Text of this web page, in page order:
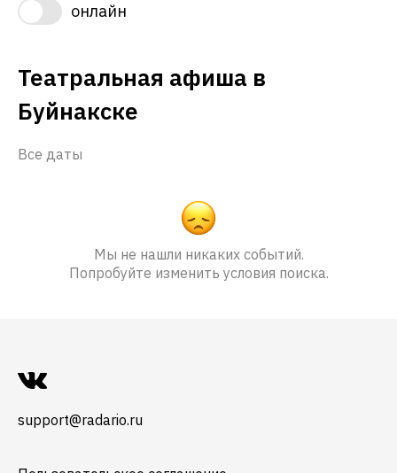
онлайн
Театральная афиша в
Буйнакске
Все даты
Мы не нашли никаких событий.
Попробуйте изменить условия поиска.
support@radario.ru